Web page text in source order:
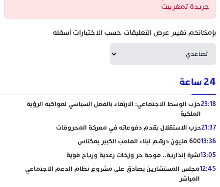
جريدة تمغربيت
بإمكانكم تغيير عرض التعليقات حسب الاختيارات أسفله
24 ساعة
23:18حزب الوسط الاجتماعي: الارتقاء بالفعل السياسي لمواكبة الرؤية
الملكية
21:37حزب الاستقلال يقدم دفوعاته في معركة المحروقات
13:36600 مليون درهم لبناء الملعب الكبير بمكناس
13:05نشرة إنذارية.. موجة حر وزخات رعدية ورياح قوية
12:45مجلس المستشارين يصادق على مشروع نظام الدعم الاجتماعي
المباشر